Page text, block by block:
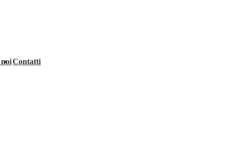
Contatti